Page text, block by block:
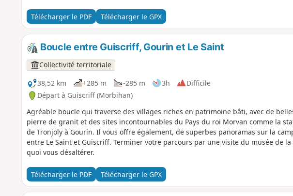
l'étang de Pontigou. Circuit idéal pour une famille.
Télécharger le PDF Télécharger le GPX
Boucle entre Guiscriff, Gourin et Le Saint
Collectivité territoriale
38,52 km
+285 m -285 m 3h
Difficile
Départ à Guiscriff (Morbihan)
Agréable boucle qui traverse des villages riches en patrimoine bâti, avec de
pierre de granit et des sites incontournables du Pays du roi Morvan comme la
de Tronjoly à Gourin. Il vous offre également, de superbes panoramas sur la
entre Le Saint et Guiscriff. Terminer votre parcours par une visite du musée de
quoi vous désaltérer.
Télécharger le PDF Télécharger le GPX